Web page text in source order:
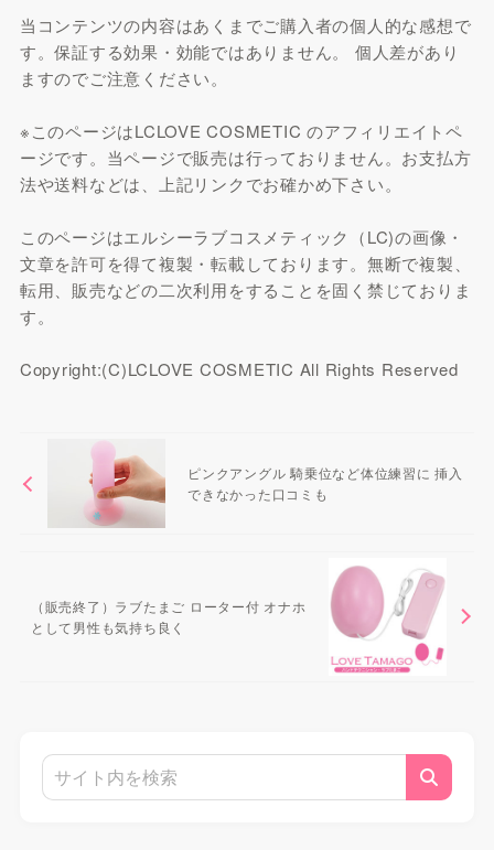
当コンテンツの内容はあくまでご購入者の個人的な感想で
す。保証する効果・効能ではありません。 個人差があり
ますのでご注意ください。
※このページはLCLOVE COSMETIC のアフィリエイトペ
ージです。当ページで販売は行っておりません。お支払方
法や送料などは、上記リンクでお確かめ下さい。
このページはエルシーラブコスメティック（LC)の画像・
文章を許可を得て複製・転載しております。無断で複製、
転用、販売などの二次利用をすることを固く禁じておりま
す。
Copyright:(C)LCLOVE COSMETIC All Rights Reserved
ピンクアングル 騎乗位など体位練習に 挿入
できなかった口コミも
（販売終了）ラブたまご ローター付 オナホ
として男性も気持ち良く